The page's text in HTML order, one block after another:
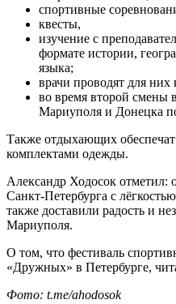
спортивные
квесты,
изучение с
формате истории,
языка;
врачи проводят для
во время второй смены
Мариуполя и Донецка
Также отдыхающих
комплектами одежды.
Александр Ходосок отметил:
Санкт-Петербурга с
также доставили радость и
Мариуполя.
О том, что фестиваль
«Дружных» в Петербурге,
Фото: t.me/ahodosok